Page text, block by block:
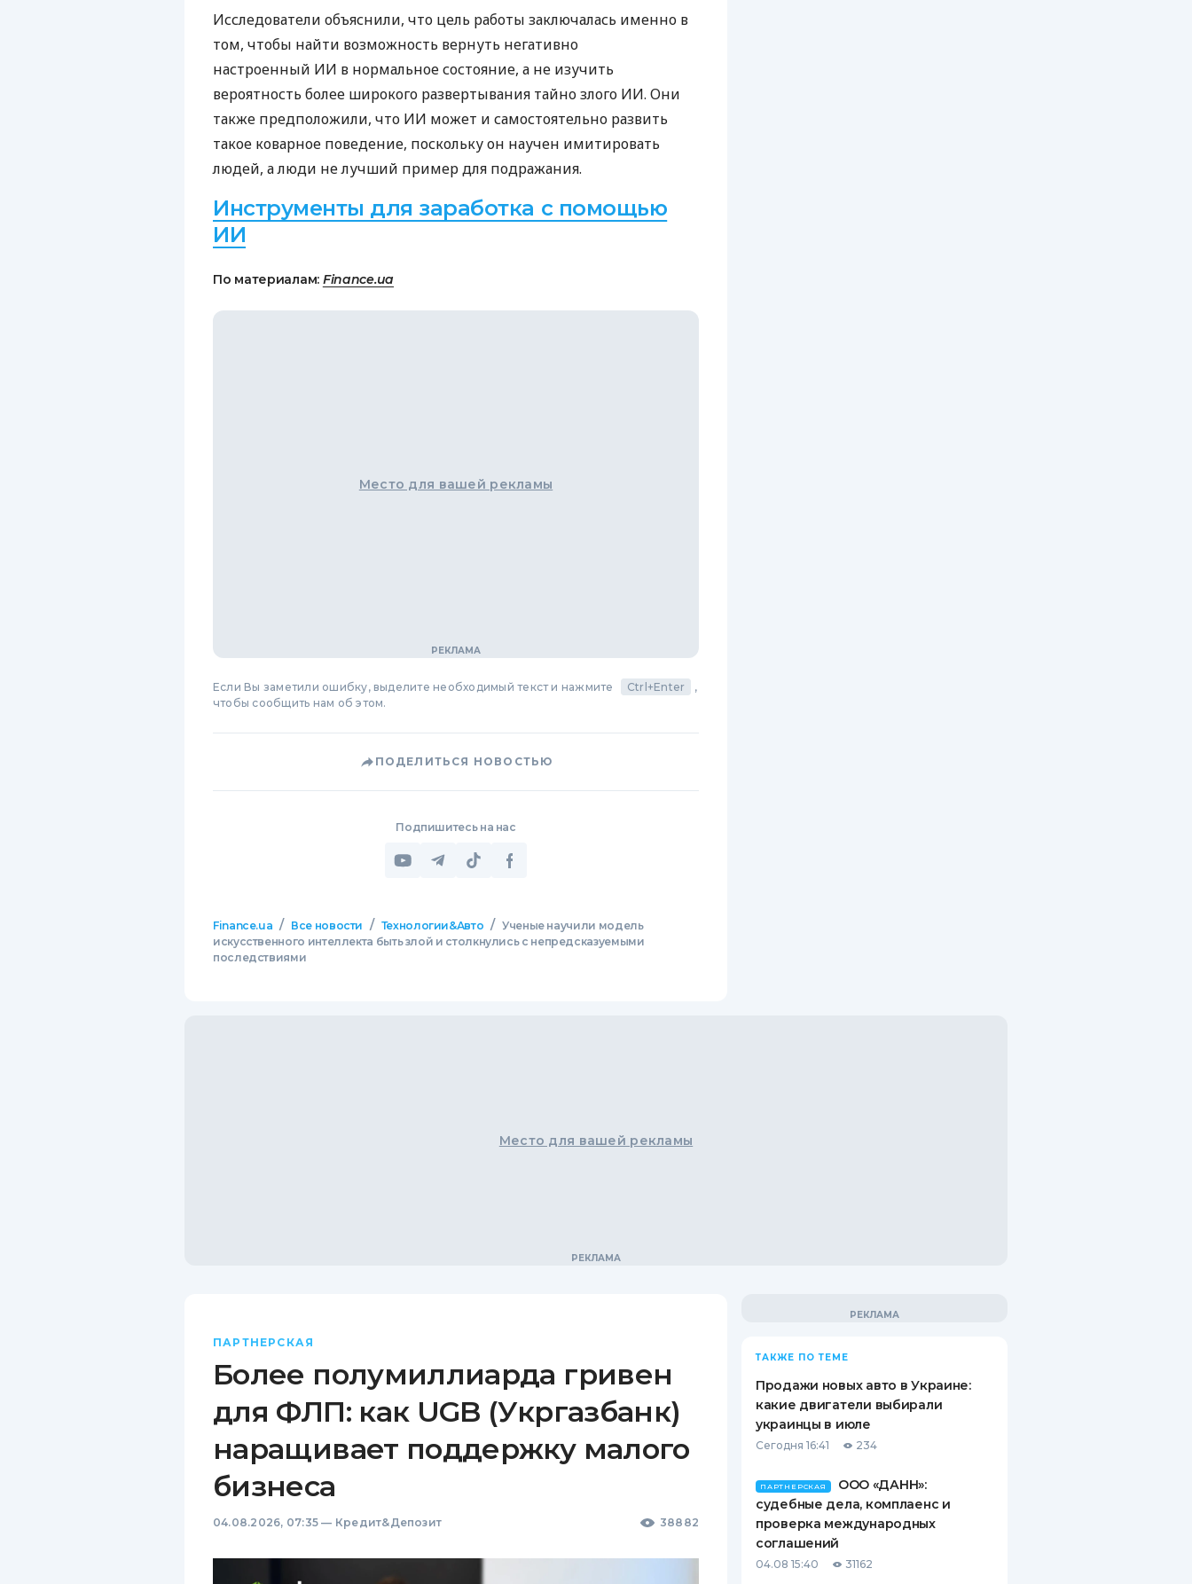
Исследователи объяснили, что цель работы заключалась именно в
том, чтобы найти возможность вернуть негативно
настроенный ИИ в нормальное состояние, а не изучить
вероятность более широкого развертывания тайно злого ИИ. Они
также предположили, что ИИ может и самостоятельно развить
такое коварное поведение, поскольку он научен имитировать
людей, а люди не лучший пример для подражания.
Инструменты для заработка с помощью
ИИ
По материалам: Finance.ua
Место для вашей рекламы
Если Вы заметили ошибку, выделите необходимый текст и нажмите Ctrl+Enter
,
чтобы сообщить нам об этом.
ПОДЕЛИТЬСЯ НОВОСТЬЮ
Подпишитесь на нас
Finance.ua / Все новости / Технологии&Авто / Ученые научили модель
искусственного интеллекта быть злой и столкнулись с непредсказуемыми
последствиями
Место для вашей рекламы
ПАРТНЕРСКАЯ
Более полумиллиарда гривен
для ФЛП: как UGB (Укргазбанк)
наращивает поддержку малого
бизнеса
04.08.2026, 07:35 — Кредит&Депозит 38882
ТАКЖЕ ПО ТЕМЕ
Продажи новых авто в Украине:
какие двигатели выбирали
украинцы в июле
Сегодня 16:41 234
ПАРТНЕРСКАЯ
ООО «ДАНН»:
судебные дела, комплаенс и
проверка международных
соглашений
04.08 15:40 31162